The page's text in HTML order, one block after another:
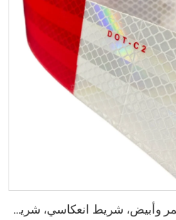
ملصق انعكاسي أحمر وأبيض، شريط انعكاسي، شريط انعكاسي من نوع Dot C2 للشاحنات